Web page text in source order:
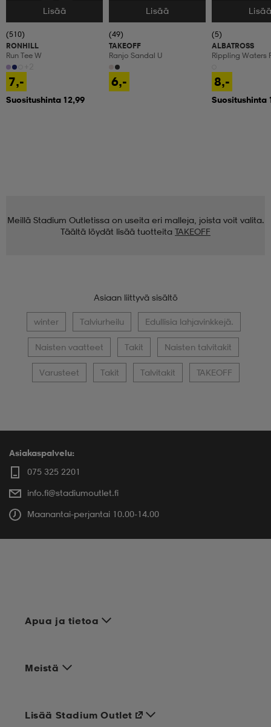
Valitse Koko
Lisää
(510)
RONHILL
Run Tee W
7,-
Suositushinta 12,99
Valitse Koko
Lisää
(49)
TAKEOFF
Ranjo Sandal U
6,-
Valitse Koko
(5)
ALBATROSS
Rippling Waters
8,-
Suositushinta
Meillä Stadium Outletissa on useita eri malleja, joista voit valita.
Täältä löydät lisää tuotteita TAKEOFF
Asiaan liittyvä sisältö
winter Talviurheilu Edullisia lahjavinkkejä.
Naisten vaatteet Takit Naisten talvitakit
Varusteet Takit Talvitakit TAKEOFF
Asiakaspalvelu:
075 325 2201
info.fi@stadiumoutlet.fi
Maanantai-perjantai 10.00-14.00
Apua ja tietoa
Meistä
Lisää Stadium Outlet